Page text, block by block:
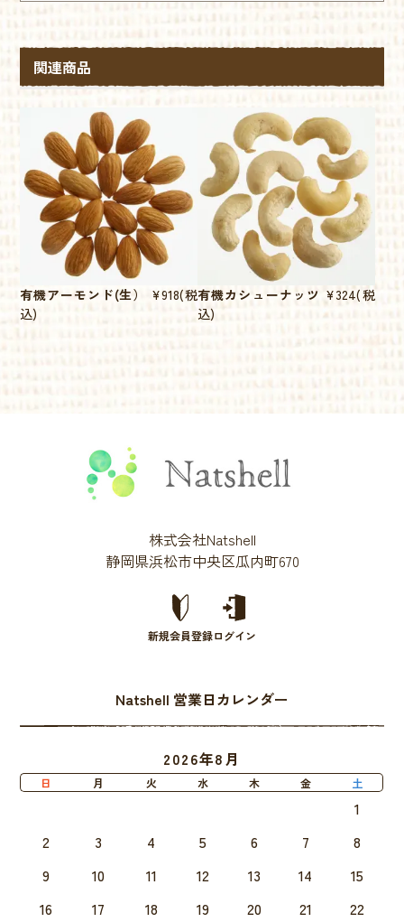
関連商品
有機アーモンド(生） ¥918(税
込)
有機カシューナッツ ¥324(税
込)
株式会社Natshell
静岡県浜松市中央区瓜内町670
新規会員登録ログイン
Natshell 営業日カレンダー
2026年8月
日 月 火 水 木 金 土
1
2
3 4 5 6 7
8
9
10 11 12 13 14
15
16
17 18 19 20 21 22